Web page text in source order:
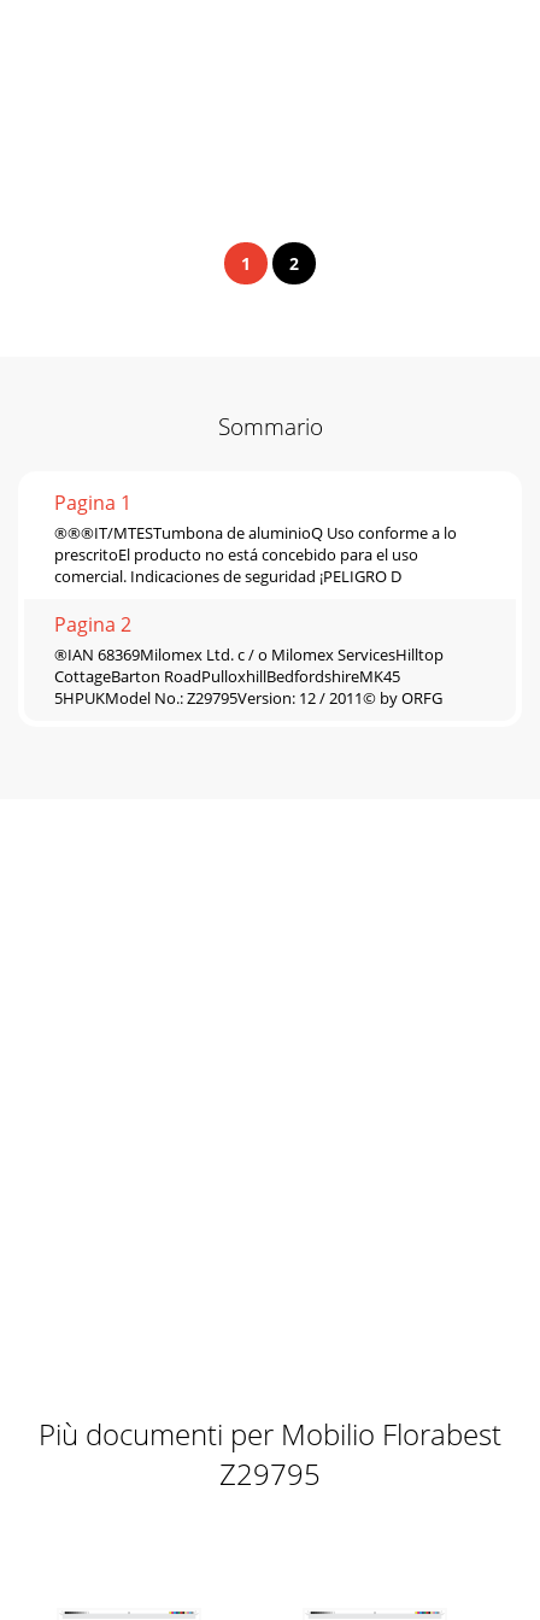
1 2
Sommario
Pagina 1
®®®IT/MTESTumbona de aluminioQ Uso conforme a lo
prescritoEl producto no está concebido para el uso
comercial. Indicaciones de seguridad ¡PELIGRO D
Pagina 2
®IAN 68369Milomex Ltd. c / o Milomex ServicesHilltop
CottageBarton RoadPulloxhillBedfordshireMK45
5HPUKModel No.: Z29795Version: 12 / 2011© by ORFG
Più documenti per Mobilio Florabest
Z29795